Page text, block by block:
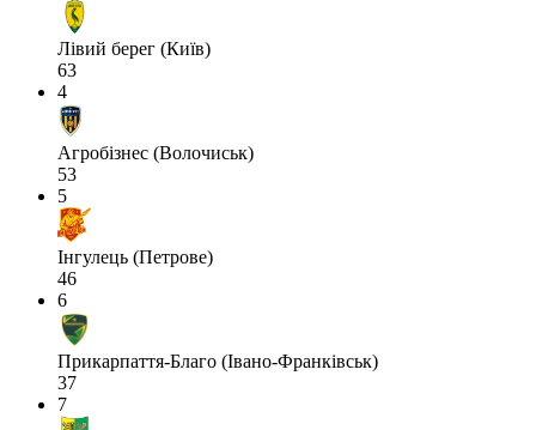
Лівий берег (Київ)
63
4
Агробізнес (Волочиськ)
53
5
Інгулець (Петрове)
46
6
Прикарпаття-Благо (Івано-Франківськ)
37
7